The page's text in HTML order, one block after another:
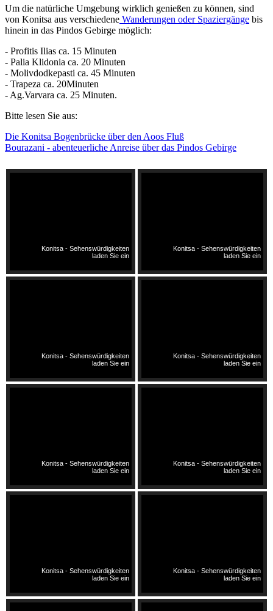
Um die natürliche Umgebung wirklich genießen zu können, sind
von Konitsa aus verschiedene Wanderungen oder Spaziergänge bis
hinein in das Pindos Gebirge möglich:
- Profitis Ilias ca. 15 Minuten
- Palia Klidonia ca. 20 Minuten
- Molivdodkepasti ca. 45 Minuten
- Trapeza ca. 20Minuten
- Ag.Varvara ca. 25 Minuten.
Bitte lesen Sie aus:
Die Konitsa Bogenbrücke über den Aoos Fluß
Bourazani - abenteuerliche Anreise über das Pindos Gebirge
Konitsa - Sehenswürdigkeiten
laden Sie ein
Konitsa - Sehenswürdigkeiten
laden Sie ein
Konitsa - Sehenswürdigkeiten
laden Sie ein
Konitsa - Sehenswürdigkeiten
laden Sie ein
Konitsa - Sehenswürdigkeiten
laden Sie ein
Konitsa - Sehenswürdigkeiten
laden Sie ein
Konitsa - Sehenswürdigkeiten
laden Sie ein
Konitsa - Sehenswürdigkeiten
laden Sie ein